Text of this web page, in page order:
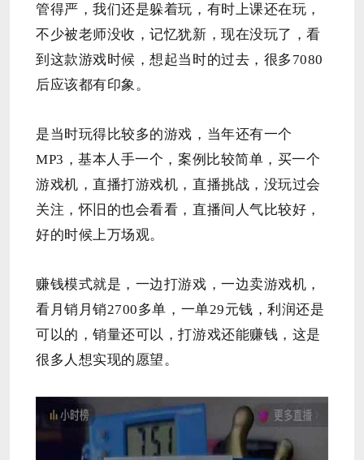
管得严，我们还是躲着玩，有时上课还在玩，
不少被老师没收，记忆犹新，现在没玩了，看
到这款游戏时候，想起当时的过去，很多7080
后应该都有印象。
是当时玩得比较多的游戏，当年还有一个
MP3，基本人手一个，案例比较简单，买一个
游戏机，直播打游戏机，直播挑战，没玩过会
关注，怀旧的也会看看，直播间人气比较好，
好的时候上万场观。
赚钱模式就是，一边打游戏，一边卖游戏机，
看月销月销2700多单，一单29元钱，利润还是
可以的，销量还可以，打游戏还能赚钱，这是
很多人想实现的愿望。